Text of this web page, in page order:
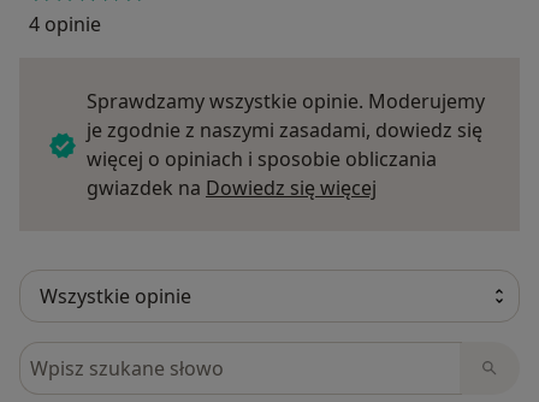
4 opinie
Sprawdzamy wszystkie opinie. Moderujemy
je zgodnie z naszymi zasadami, dowiedz się
więcej o opiniach i sposobie obliczania
gwiazdek na Dowiedz się więcej
Szukaj w opiniach